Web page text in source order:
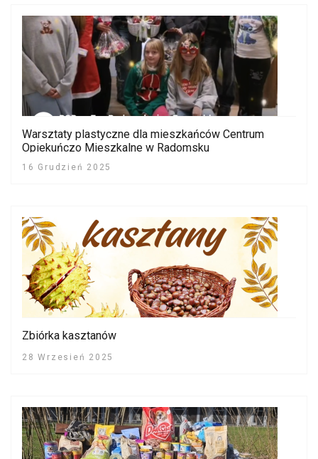
Warsztaty plastyczne dla mieszkańców Centrum
Opiekuńczo Mieszkalne w Radomsku
16 Grudzień 2025
Zbiórka kasztanów
28 Wrzesień 2025